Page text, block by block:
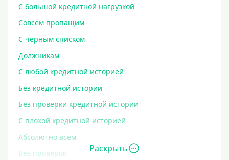
С большой кредитной нагрузкой
Совсем пропащим
С черным списком
Должникам
С любой кредитной историей
Без кредитной истории
Без проверки кредитной истории
С плохой кредитной историей
Абсолютно всем
Без проверок
Раскрыть